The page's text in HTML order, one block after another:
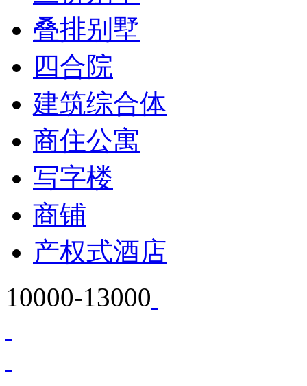
叠排别墅
四合院
建筑综合体
商住公寓
写字楼
商铺
产权式酒店
10000-13000